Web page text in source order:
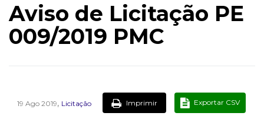
Aviso de Licitação PE
009/2019 PMC
19 Ago 2019, Licitação Imprimir Exportar CSV